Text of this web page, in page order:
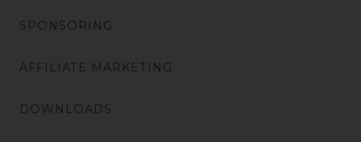
SPONSORING
AFFILIATE MARKETING
DOWNLOADS